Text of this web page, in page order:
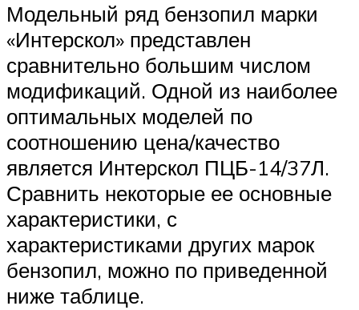
Модельный ряд бензопил марки
«Интерскол» представлен
сравнительно большим числом
модификаций. Одной из наиболее
оптимальных моделей по
соотношению цена/качество
является Интерскол ПЦБ-14/37Л.
Сравнить некоторые ее основные
характеристики, с
характеристиками других марок
бензопил, можно по приведенной
ниже таблице.